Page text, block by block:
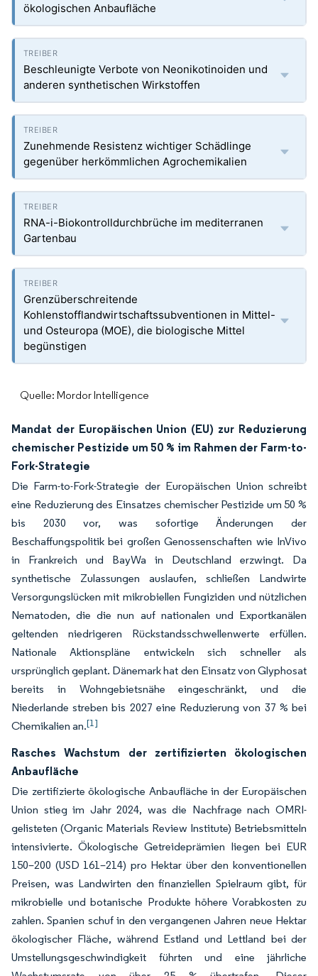
ökologischen Anbaufläche
Beschleunigte Verbote von Neonikotinoiden und
anderen synthetischen Wirkstoffen
Zunehmende Resistenz wichtiger Schädlinge
gegenüber herkömmlichen Agrochemikalien
RNA-i-Biokontrolldurchbrüche im mediterranen
Gartenbau
Grenzüberschreitende
Kohlenstofflandwirtschaftssubventionen in Mittel-
und Osteuropa (MOE), die biologische Mittel
begünstigen
Quelle: Mordor Intelligence
Mandat der Europäischen Union (EU) zur Reduzierung
chemischer Pestizide um 50 % im Rahmen der Farm-to-
Fork-Strategie
Die Farm-to-Fork-Strategie der Europäischen Union schreibt
eine Reduzierung des Einsatzes chemischer Pestizide um 50 %
bis 2030 vor, was sofortige Änderungen der
Beschaffungspolitik bei großen Genossenschaften wie InVivo
in Frankreich und BayWa in Deutschland erzwingt. Da
synthetische Zulassungen auslaufen, schließen Landwirte
Versorgungslücken mit mikrobiellen Fungiziden und nützlichen
Nematoden, die die nun auf nationalen und Exportkanälen
geltenden niedrigeren Rückstandsschwellenwerte erfüllen.
Nationale Aktionspläne entwickeln sich schneller als
ursprünglich geplant. Dänemark hat den Einsatz von Glyphosat
bereits in Wohngebietsnähe eingeschränkt, und die
Niederlande streben bis 2027 eine Reduzierung von 37 % bei
Chemikalien an.[1]
Rasches Wachstum der zertifizierten ökologischen
Anbaufläche
Die zertifizierte ökologische Anbaufläche in der Europäischen
Union stieg im Jahr 2024, was die Nachfrage nach OMRI-
gelisteten (Organic Materials Review Institute) Betriebsmitteln
intensivierte. Ökologische Getreideprämien liegen bei EUR
150–200 (USD 161–214) pro Hektar über den konventionellen
Preisen, was Landwirten den finanziellen Spielraum gibt, für
mikrobielle und botanische Produkte höhere Vorabkosten zu
zahlen. Spanien schuf in den vergangenen Jahren neue Hektar
ökologischer Fläche, während Estland und Lettland bei der
Umstellungsgeschwindigkeit führten und eine jährliche